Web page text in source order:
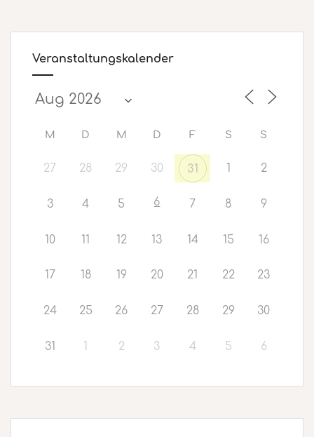
Veranstaltungskalender
M D M D F S S
27 28 29 30 31 1 2
3 4 5 6 7 8 9
10 11 12 13 14 15 16
17 18 19 20 21 22 23
24 25 26 27 28 29 30
31 1 2 3 4 5 6